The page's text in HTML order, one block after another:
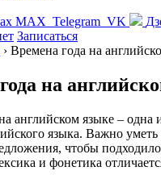
MAX Telegram VK
Записаться
› Времена года на
на
английском языке – одна
языка. Важно уметь
чтобы
и фонетика